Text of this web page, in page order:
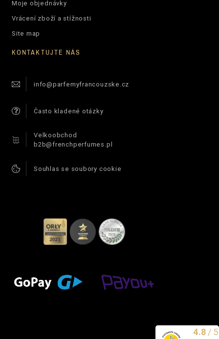
Moje objednávky
Vrácení zboží a stížnosti
Site map
KONTAKTUJTE NÁS
info@parfemyfrancouzske.cz
Často kladené otázky
Velkoobchod
b2b@frenchperfumes.pl
Souhlas se soubory cookie
Vynikající4.8 / 5